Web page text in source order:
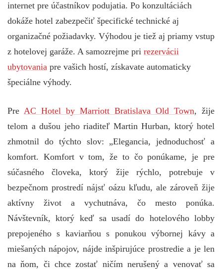
internet pre účastníkov podujatia. Po konzultáciách
dokáže hotel zabezpečiť špecifické technické aj
organizačné požiadavky. Výhodou je tiež aj priamy vstup
z hotelovej garáže. A samozrejme pri rezervácii
ubytovania pre vašich hostí, získavate automaticky
špeciálne výhody.
Pre AC Hotel by Marriott Bratislava Old Town, žije
telom a dušou jeho riaditeľ Martin Hurban, ktorý hotel
zhmotnil do týchto slov: „Elegancia, jednoduchosť a
komfort. Komfort v tom, že to čo ponúkame, je pre
súčasného človeka, ktorý žije rýchlo, potrebuje v
bezpečnom prostredí nájsť oázu kľudu, ale zároveň žije
aktívny život a vychutnáva, čo mesto ponúka.
Návštevník, ktorý keď sa usadí do hotelového lobby
prepojeného s kaviarňou s ponukou výbornej kávy a
miešaných nápojov, nájde inšpirujúce prostredie a je len
na ňom, či chce zostať ničím nerušený a venovať sa